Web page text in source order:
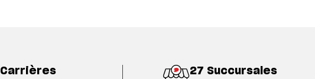
Carrières 27 Succursales